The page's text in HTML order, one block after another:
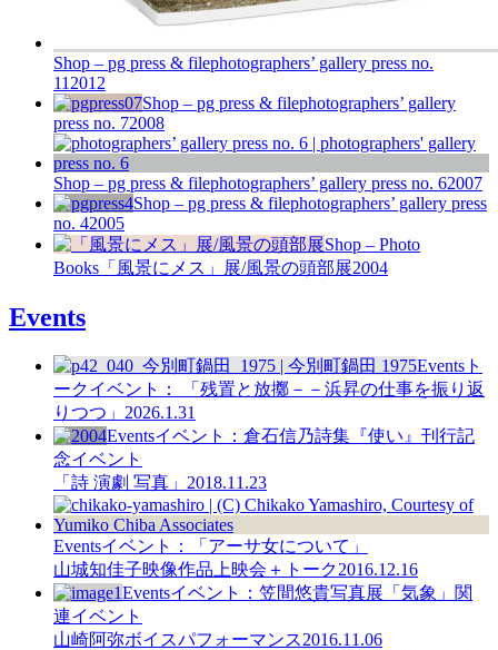
Shop – pg press & filephotographers’ gallery press no.
11 2012
Shop – pg press & filephotographers’ gallery
press no. 72008
Shop – pg press & filephotographers’ gallery press no. 62007
Shop – pg press & filephotographers’ gallery press
no. 42005
Shop – Photo
Books 「風景にメス」展/風景の頭部展2004
Events
Events ト
ークイベント： 「残置と放擲－－浜昇の仕事を振り返
りつつ」 2026.1.31
Eventsイベント：倉石信乃詩集『使い』刊行記
念イベント
「詩 演劇 写真」 2018.11.23
Eventsイベント：「アーサ女について」
山城知佳子映像作品上映会＋トーク2016.12.16
Eventsイベント：笠間悠貴写真展「気象」関
連イベント
山崎阿弥ボイスパフォーマンス2016.11.06